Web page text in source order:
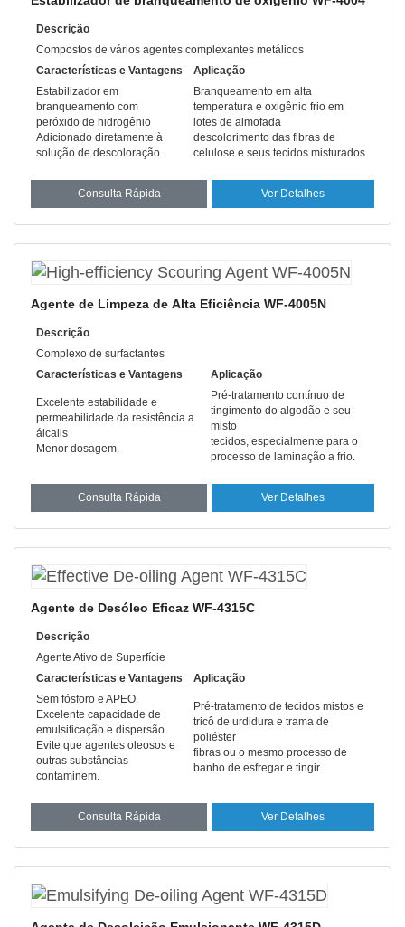
Descrição
Compostos de vários agentes complexantes metálicos
Características e Vantagens
Aplicação
Estabilizador em
branqueamento com
peróxido de hidrogênio
Adicionado diretamente à
solução de descoloração.
Branqueamento em alta
temperatura e oxigênio frio em
lotes de almofada
descolorimento das fibras de
celulose e seus tecidos misturados.
Consulta Rápida Ver Detalhes
Agente de Limpeza de Alta Eficiência WF-4005N
Descrição
Complexo de surfactantes
Características e Vantagens
Aplicação
Excelente estabilidade e
permeabilidade da resistência a
álcalis
Menor dosagem.
Pré-tratamento contínuo de
tingimento do algodão e seu
misto
tecidos, especialmente para o
processo de laminação a frio.
Consulta Rápida Ver Detalhes
Agente de Desóleo Eficaz WF-4315C
Descrição
Agente Ativo de Superfície
Características e Vantagens
Aplicação
Sem fósforo e APEO.
Excelente capacidade de
emulsificação e dispersão.
Evite que agentes oleosos e
outras substâncias
contaminem.
Pré-tratamento de tecidos mistos e
tricô de urdidura e trama de
poliéster
fibras ou o mesmo processo de
banho de esfregar e tingir.
Consulta Rápida Ver Detalhes